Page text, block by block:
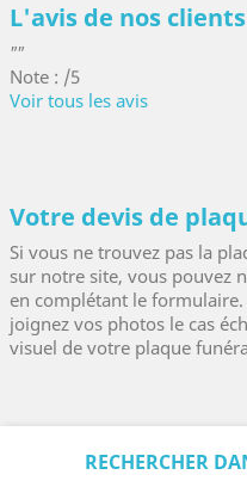
L'avis de nos clients
""
Note : /5
Voir tous les avis
Votre devis de
Si vous ne trouvez pas la
sur notre site, vous pouvez
en complétant le formulaire.
joignez vos photos le cas
visuel de votre plaque
RECHERCHER